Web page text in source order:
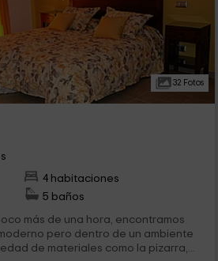
32 Fotos
4 habitaciones
5 baños
más de una hora, encontramos
pero dentro de un ambiente
de materiales como la pizarra,...